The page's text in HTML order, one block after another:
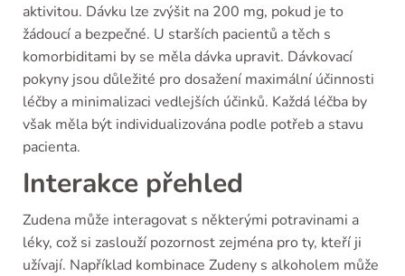
aktivitou. Dávku lze zvýšit na 200 mg, pokud je to
žádoucí a bezpečné. U starších pacientů a těch s
komorbiditami by se měla dávka upravit. Dávkovací
pokyny jsou důležité pro dosažení maximální účinnosti
léčby a minimalizaci vedlejších účinků. Každá léčba by
však měla být individualizována podle potřeb a stavu
pacienta.
Interakce přehled
Zudena může interagovat s některými potravinami a
léky, což si zaslouží pozornost zejména pro ty, kteří ji
užívají. Například kombinace Zudeny s alkoholem může